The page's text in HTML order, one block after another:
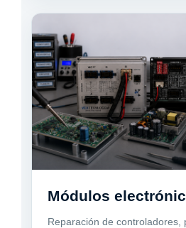
Módulos
Reparación de controladores,